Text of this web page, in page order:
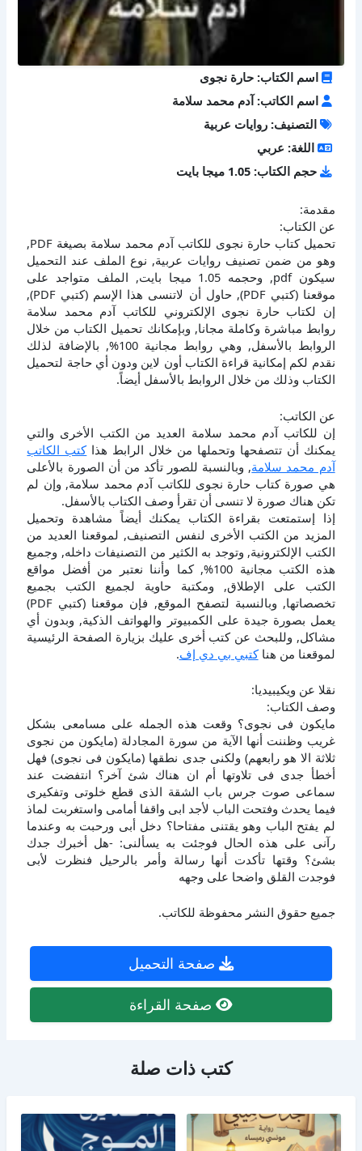
اسم الكتاب: حارة نجوى
اسم الكاتب: آدم محمد سلامة
التصنيف: روايات عربية
اللغة: عربي
حجم الكتاب: 1.05 ميجا بايت
مقدمة:
عن الكتاب:
تحميل كتاب حارة نجوى للكاتب آدم محمد سلامة بصيغة PDF,
وهو من ضمن تصنيف روايات عربية, نوع الملف عند التحميل
سيكون pdf, وحجمه 1.05 ميجا بايت, الملف متواجد على
موقعنا (كتبي PDF), حاول أن لاتنسى هذا الإسم (كتبي PDF),
إن لكتاب حارة نجوى الإلكتروني للكاتب آدم محمد سلامة
روابط مباشرة وكاملة مجانا, وبإمكانك تحميل الكتاب من خلال
الروابط بالأسفل, وهي روابط مجانية 100%, بالإضافة لذلك
نقدم لكم إمكانية قراءة الكتاب أون لاين ودون أي حاجة لتحميل
الكتاب وذلك من خلال الروابط بالأسفل أيضاً.
عن الكاتب:
إن للكاتب آدم محمد سلامة العديد من الكتب الأخرى والتي
يمكنك أن تتصفحها وتحملها من خلال الرابط هذاكتب الكاتب
آدم محمد سلامة, وبالنسبة للصور تأكد من أن الصورة بالأعلى
هي صورة كتاب حارة نجوى للكاتب آدم محمد سلامة, وإن لم
تكن هناك صورة لا تنسى أن تقرأ وصف الكتاب بالأسفل.
إذا إستمتعت بقراءة الكتاب يمكنك أيضاً مشاهدة وتحميل
المزيد من الكتب الأخرى لنفس التصنيف, لموقعنا العديد من
الكتب الإلكترونية, وتوجد به الكثير من التصنيفات داخله, وجميع
هذه الكتب مجانية 100%, كما وأننا نعتبر من أفضل مواقع
الكتب على الإطلاق, ومكتبة حاوية لجميع الكتب بجميع
تخصصاتها, وبالنسبة لتصفح الموقع, فإن موقعنا (كتبي PDF)
يعمل بصورة جيدة على الكمبيوتر والهواتف الذكية, وبدون أي
مشاكل, وللبحث عن كتب أخرى عليك بزيارة الصفحة الرئيسية
لموقعنا من هناكتبي بي دي إف.
نقلا عن ويكيبيديا:
وصف الكتاب:
مايكون فى نجوى؟ وقعت هذه الجمله على مسامعى بشكل
غريب وظننت أنها الآية من سورة المجادلة (مايكون من نجوى
ثلاثة الا هو رابعهم) ولكنى جدى نطقها (مايكون فى نجوى) فهل
أخطأ جدى فى تلاوتها أم ان هناك شئ آخر؟ انتفضت عند
سماعى صوت جرس باب الشقة الذى قطع خلوتى وتفكيرى
فيما يحدث وفتحت الباب لأجد ابى واقفا أمامى واستغربت لماذ
لم يفتح الباب وهو يقتنى مفتاحا؟ دخل أبى ورحبت به وعندما
رآنى على هذه الحال فوجئت به يسألنى: -هل أخبرك جدك
بشئ؟ وقتها تأكدت أنها رسالة وأمر بالرحيل فنظرت لأبى
فوجدت القلق واضحا على وجهه
جميع حقوق النشر محفوظة للكاتب.
صفحة التحميل
صفحة القراءة
كتب ذات صلة